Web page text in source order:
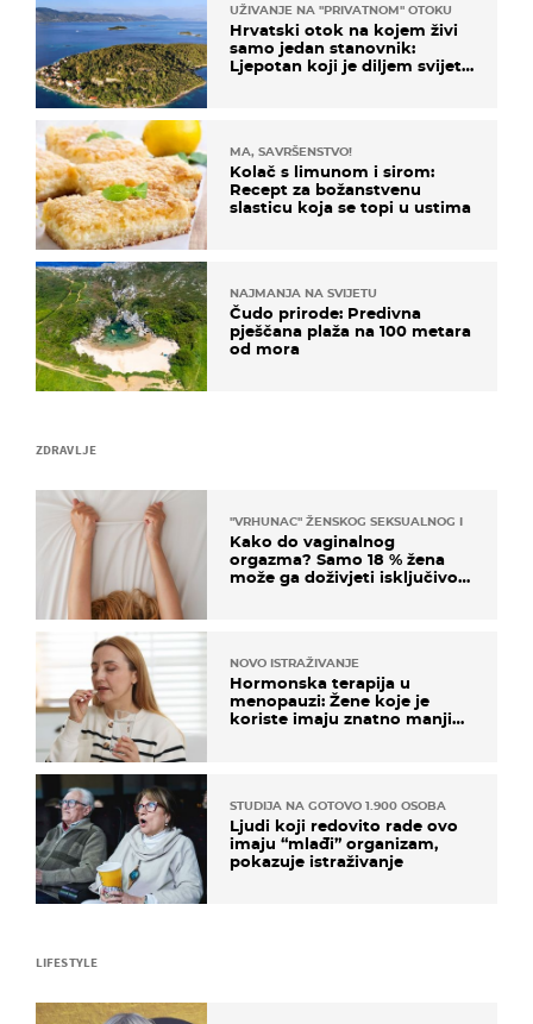
ZDRAVLJE
"VRHUNAC" ŽENSKOG SEKSUALNOG ISKUSTVA
Kako do vaginalnog
orgazma? Samo 18 % žena
može ga doživjeti isključivo
NOVO ISTRAŽIVANJE
Hormonska terapija u
menopauzi: Žene koje je
koriste imaju znatno manji
STUDIJA NA GOTOVO 1.900 OSOBA
Ljudi koji redovito rade ovo
imaju “mlađi” organizam,
pokazuje istraživanje
UŽIVANJE NA "PRIVATNOM" OTOKU
Hrvatski otok na kojem živi
samo jedan stanovnik:
Ljepotan koji je diljem svijeta
MA, SAVRŠENSTVO!
Kolač s limunom i sirom:
Recept za božanstvenu
slasticu koja se topi u ustima
NAJMANJA NA SVIJETU
Čudo prirode: Predivna
pješčana plaža na 100 metara
od mora
LIFESTYLE